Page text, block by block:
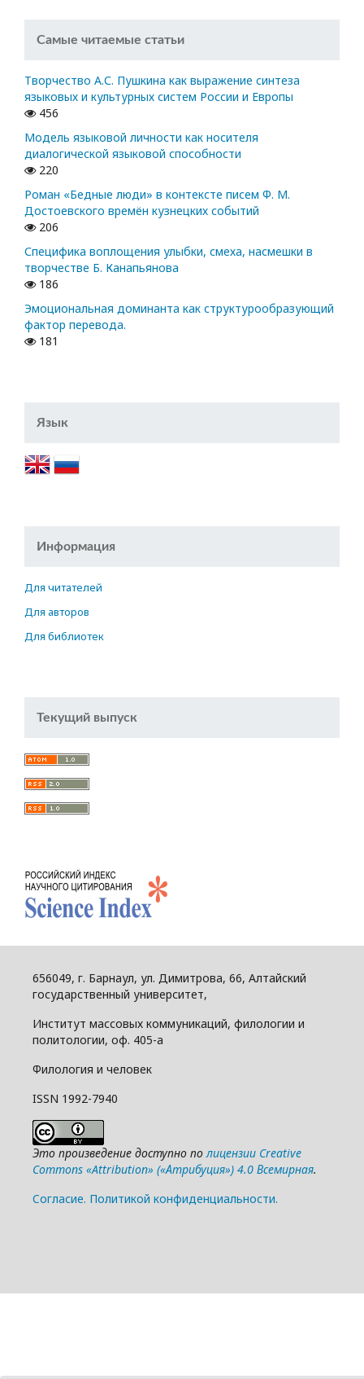
Самые читаемые статьи
Творчество А.С. Пушкина как выражение синтеза
языковых и культурных систем России и Европы
456
Модель языковой личности как носителя
диалогической языковой способности
220
Роман «Бедные люди» в контексте писем Ф. М.
Достоевского времён кузнецких событий
206
Специфика воплощения улыбки, смеха, насмешки в
творчестве Б. Канапьянова
186
Эмоциональная доминанта как структурообразующий
фактор перевода.
181
Язык
Информация
Для читателей
Для авторов
Для библиотек
Текущий выпуск
656049, г. Барнаул, ул. Димитрова, 66, Алтайский
государственный университет,
Институт массовых коммуникаций, филологии и
политологии, оф. 405-а
Филология и человек
ISSN 1992-7940
Это произведение доступно полицензии Creative
Commons «Attribution» («Атрибуция») 4.0 Всемирная.
Cогласие. Политикой конфиденциальности.